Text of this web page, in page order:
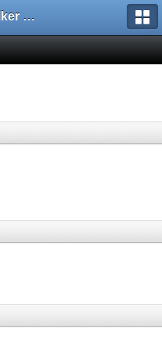
Форум Stalker Simbion Mod